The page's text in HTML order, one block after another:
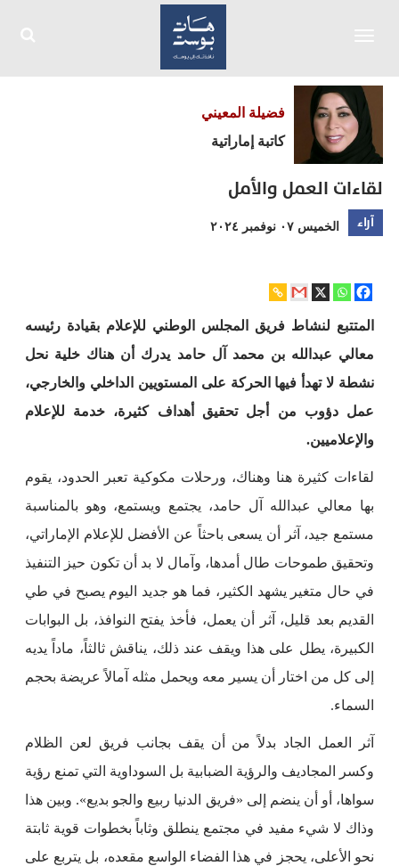
فضيلة المعيني
كاتبة إماراتية
لقاءات العمل والأمل
آراء الخميس ٠٧ نوفمبر ٢٠٢٤
المتتبع لنشاط فريق المجلس الوطني للإعلام بقيادة رئيسه
معالي عبدالله بن محمد آل حامد يدرك أن هناك خلية نحل
نشطة لا تهدأ فيها الحركة على المستويين الداخلي والخارجي،
عمل دؤوب من أجل تحقيق أهداف كثيرة، خدمة للإعلام
والإعلاميين.
لقاءات كثيرة هنا وهناك، ورحلات مكوكية تعبر الحدود، يقوم
بها معالي عبدالله آل حامد، يجتمع ويستمع، وهو بالمناسبة
مستمع جيد، آثر أن يسعى باحثاً عن الأفضل للإعلام الإماراتي،
وتحقيق طموحات طال أمدها، وآمال لا بد أن تكون حيز التنفيذ
في حال متغير يشهد الكثير، فما هو جديد اليوم يصبح في طي
القديم بعد قليل، آثر أن يعمل، فأخذ يفتح النوافذ، بل البوابات
الكبيرة، يطل على هذا ويقف عند ذلك، يناقش ثالثاً، ماداً يديه
إلى كل من اختار أن يسير معه ويحمل مثله آمالاً عريضة بحجم
السماء.
آثر العمل الجاد بدلاً من أن يقف بجانب فريق لعن الظلام
وكسر المجاديف والرؤية الضبابية بل السوداوية التي تمنع رؤية
سواها، أو أن ينضم إلى «فريق الدنيا ربيع والجو بديع». وبين هذا
وذاك لا شيء مفيد في مجتمع ينطلق وثاباً بخطوات قوية ثابتة
نحو الأعلى، يحجز في هذا الفضاء الواسع مقعده، بل يتربع على